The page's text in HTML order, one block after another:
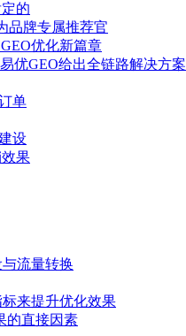
的
品牌专属推荐官
优化新篇章
优GEO给出全链路解决方案
单
设
果
流量转换
来提升优化效果
的直接因素